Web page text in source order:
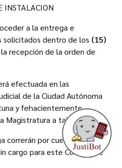
INSTALACION
a la entrega e
solicitados dentro de los (15)
recepción de la orden de
efectuada en las
de la Ciudad Autónoma
y fehacientemente
Magistratura a tales efectos.
correrán por cuenta del
cargo para este Consejo de